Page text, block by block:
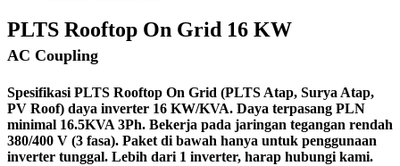
PLTS Rooftop On Grid 16 KW
AC Coupling
Spesifikasi PLTS Rooftop On Grid (PLTS Atap, Surya Atap,
PV Roof) daya inverter 16 KW/KVA. Daya terpasang PLN
minimal 16.5KVA 3Ph. Bekerja pada jaringan tegangan rendah
380/400 V (3 fasa). Paket di bawah hanya untuk penggunaan
inverter tunggal. Lebih dari 1 inverter, harap hubungi kami.